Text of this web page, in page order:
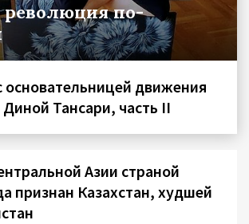
по-
основательницей движения
Тансари, часть II
Азии страной
признан Казахстан, худшей